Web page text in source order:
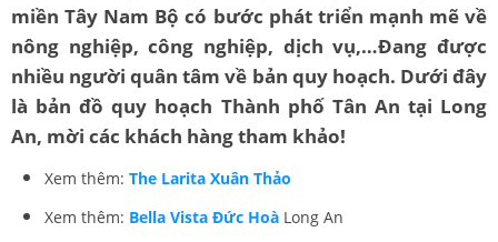
miền Tây Nam Bộ có bước phát triển mạnh mẽ về
nông nghiệp, công nghiệp, dịch vụ,…Đang được
nhiều người quân tâm về bản quy hoạch. Dưới đây
là bản đồ quy hoạch Thành phố Tân An tại Long
An, mời các khách hàng tham khảo!
Xem thêm: The Larita Xuân Thảo
Xem thêm: Bella Vista Đức Hoà Long An